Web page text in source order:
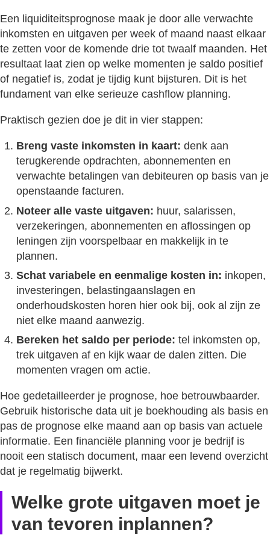
Een liquiditeitsprognose maak je door alle verwachte
inkomsten en uitgaven per week of maand naast elkaar
te zetten voor de komende drie tot twaalf maanden. Het
resultaat laat zien op welke momenten je saldo positief
of negatief is, zodat je tijdig kunt bijsturen. Dit is het
fundament van elke serieuze cashflow planning.
Praktisch gezien doe je dit in vier stappen:
Breng vaste inkomsten in kaart: denk aan
terugkerende opdrachten, abonnementen en
verwachte betalingen van debiteuren op basis van je
openstaande facturen.
Noteer alle vaste uitgaven: huur, salarissen,
verzekeringen, abonnementen en aflossingen op
leningen zijn voorspelbaar en makkelijk in te
plannen.
Schat variabele en eenmalige kosten in: inkopen,
investeringen, belastingaanslagen en
onderhoudskosten horen hier ook bij, ook al zijn ze
niet elke maand aanwezig.
Bereken het saldo per periode: tel inkomsten op,
trek uitgaven af en kijk waar de dalen zitten. Die
momenten vragen om actie.
Hoe gedetailleerder je prognose, hoe betrouwbaarder.
Gebruik historische data uit je boekhouding als basis en
pas de prognose elke maand aan op basis van actuele
informatie. Een financiële planning voor je bedrijf is
nooit een statisch document, maar een levend overzicht
dat je regelmatig bijwerkt.
Welke grote uitgaven moet je
van tevoren inplannen?